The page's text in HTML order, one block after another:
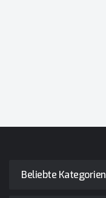
Beliebte Kategorien